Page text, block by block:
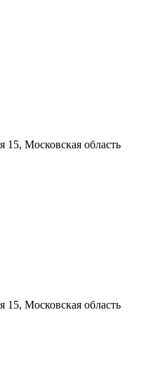
15, Московская область
15, Московская область